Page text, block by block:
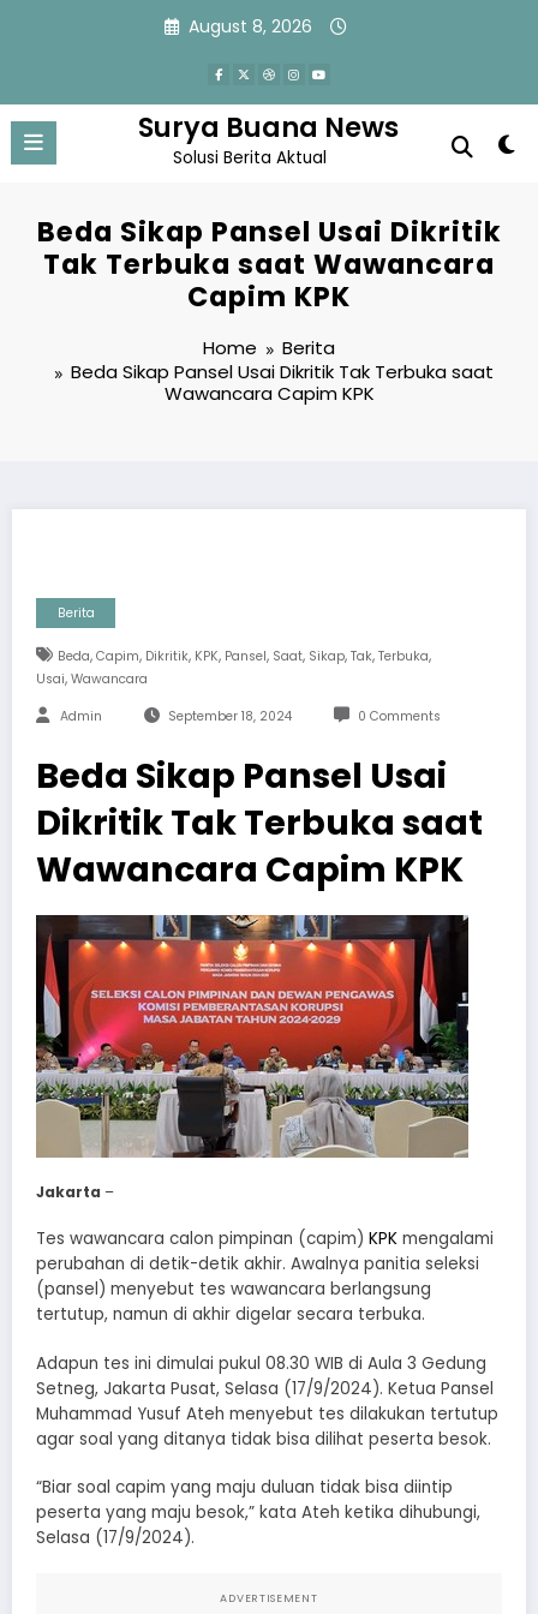
August 8, 2026
Surya Buana News
Solusi Berita Aktual
Beda Sikap Pansel Usai Dikritik
Tak Terbuka saat Wawancara
Capim KPK
Home
Berita
Beda Sikap Pansel Usai Dikritik Tak Terbuka saat
Wawancara Capim KPK
Berita
Beda, Capim, Dikritik, KPK, Pansel, Saat, Sikap, Tak, Terbuka,
Usai, Wawancara
Admin September 18, 2024 0 Comments
Beda Sikap Pansel Usai
Dikritik Tak Terbuka saat
Wawancara Capim KPK
Jakarta –
Tes wawancara calon pimpinan (capim) KPK mengalami
perubahan di detik-detik akhir. Awalnya panitia seleksi
(pansel) menyebut tes wawancara berlangsung
tertutup, namun di akhir digelar secara terbuka.
Adapun tes ini dimulai pukul 08.30 WIB di Aula 3 Gedung
Setneg, Jakarta Pusat, Selasa (17/9/2024). Ketua Pansel
Muhammad Yusuf Ateh menyebut tes dilakukan tertutup
agar soal yang ditanya tidak bisa dilihat peserta besok.
“Biar soal capim yang maju duluan tidak bisa diintip
peserta yang maju besok,” kata Ateh ketika dihubungi,
Selasa (17/9/2024).
ADVERTISEMENT